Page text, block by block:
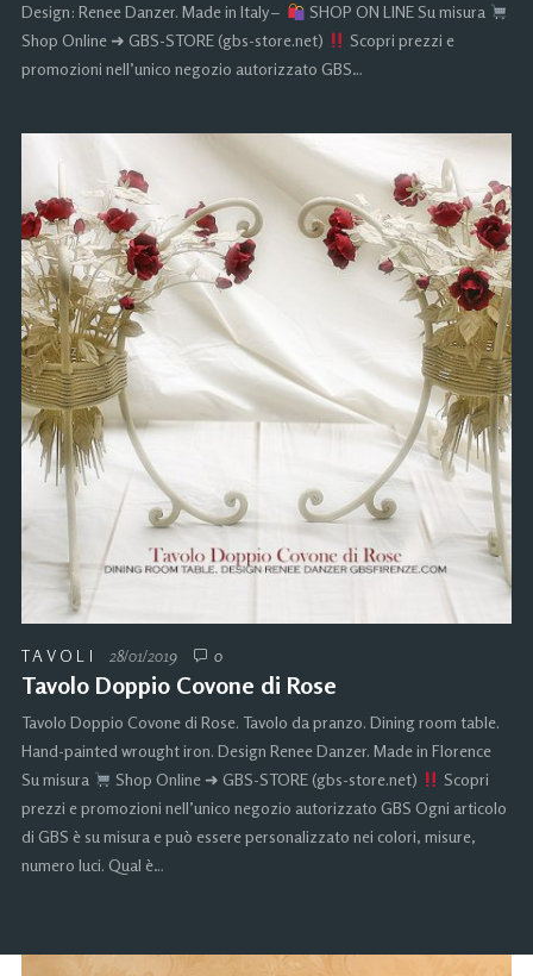
Design: Renee Danzer. Made in Italy –
SHOP ON LINE Su misura
Shop Online ➜ GBS-STORE (gbs-store.net)
Scopri prezzi e
promozioni nell’unico negozio autorizzato GBS…
TAVOLI 28/01/2019 0
Tavolo Doppio Covone di Rose
Tavolo Doppio Covone di Rose. Tavolo da pranzo. Dining room table.
Hand-painted wrought iron. Design Renee Danzer. Made in Florence
Su misura
Shop Online ➜ GBS-STORE (gbs-store.net)
Scopri
prezzi e promozioni nell’unico negozio autorizzato GBS Ogni articolo
di GBS è su misura e può essere personalizzato nei colori, misure,
numero luci. Qual è…